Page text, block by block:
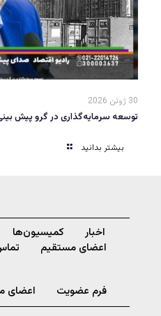
30 ژوئن 2026
توسعه سرمایه‌گذاری در گرو پیش
بیشتر بدانید
اخبار کمیسیون‌ها
اعضای مستقیم
فرم عضویت اعضای